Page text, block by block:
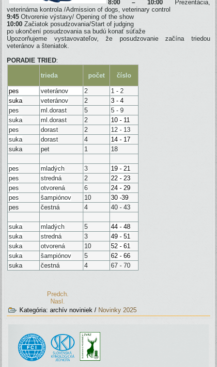
8:00 – 10:00Prezentácia,
veterinárna kontrola /Admission of dogs, veterinary control
9:45 Otvorenie výstavy/ Opening of the show
10:00 Začiatok posudzovania/Start of judging
po ukončení posudzovania sa budú konať súťaže
Upozorňujeme vystavovateľov, že posudzovanie začína triedou
veteránov a šteniatok.
PORADIE TRIED:
trieda počet číslo
pes veteránov 2
1 - 2
suka
veteránov 2
3 - 4
pes
ml.dorast 5
5 - 9
suka
ml.dorast 2
10 - 11
pes
dorast 2
12 - 13
suka
dorast 4
14 - 17
suka
pet 1 18
pes mladých 3
19 - 21
pes
stredná 2
22 - 23
pes
otvorená 6
24 - 29
pes
šampiónov 10
30 -39
pes
čestná 4 40 - 43
suka mladých 5
44 - 48
suka
stredná 3
49 - 51
suka
otvorená 10
52 - 61
suka
šampiónov 5
62 - 66
suka
čestná 4 67 - 70
Predch.
Nasl.
Kategória:archív noviniek / Novinky 2025